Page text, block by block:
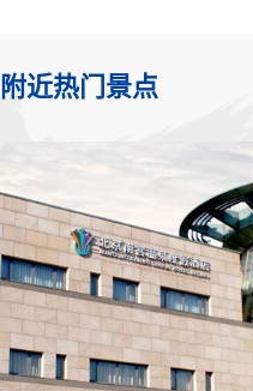
附近热门景点